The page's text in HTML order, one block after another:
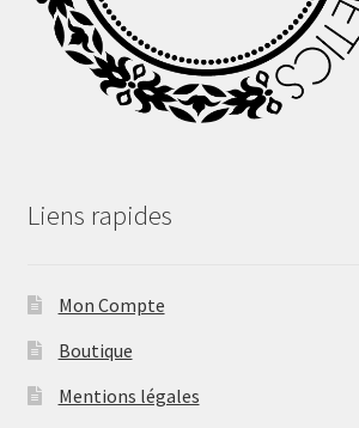
Liens rapides
Mon Compte
Boutique
Mentions légales